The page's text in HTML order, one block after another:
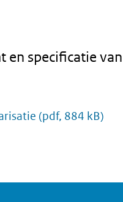
en specificatie
(pdf, 884 kB)